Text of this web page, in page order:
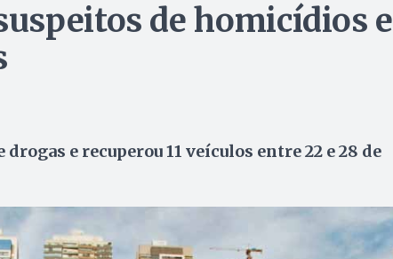
de homicídios e
e recuperou 11 veículos entre 22 e 28 de